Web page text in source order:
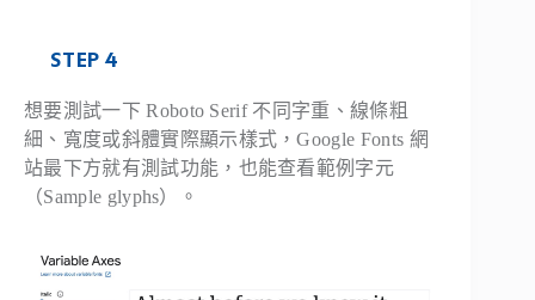
STEP 4
想要測試一下 Roboto Serif 不同字重、線條粗
細、寬度或斜體實際顯示樣式，Google Fonts 網
站最下方就有測試功能，也能查看範例字元
（Sample glyphs）。